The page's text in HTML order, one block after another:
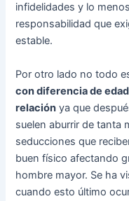
infidelidades y lo
responsabilidad que
estable.
Por otro lado no todo
con diferencia de
relación ya que
suelen aburrir de tanta
seducciones que
buen físico afectando
hombre mayor. Se ha
cuando esto último